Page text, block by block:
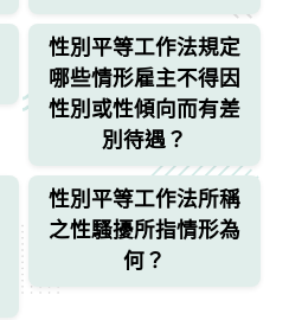
性別平等工作法規定
哪些情形雇主不得因
性別或性傾向而有差
別待遇？
性別平等工作法所稱
之性騷擾所指情形為
何？